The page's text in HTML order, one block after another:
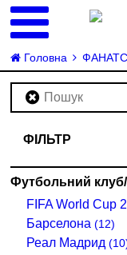
Головна
ФІЛЬТР
Футбольний
FIFA World Cup
Барселона(12)
Реал Мадрид